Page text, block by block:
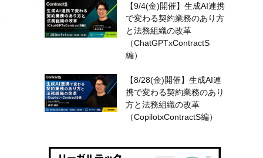
【9/4(金)開催】生成AI連携
で変わる契約業務のあり方
と法務組織の改革
（ChatGPTxContractS
編）
【8/28(金)開催】生成AI連
携で変わる契約業務のあり
方と法務組織の改革
（CopilotxContractS編）